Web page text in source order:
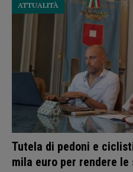
Tutela di pedoni e
mila euro per rendere
ATTUALITÀ